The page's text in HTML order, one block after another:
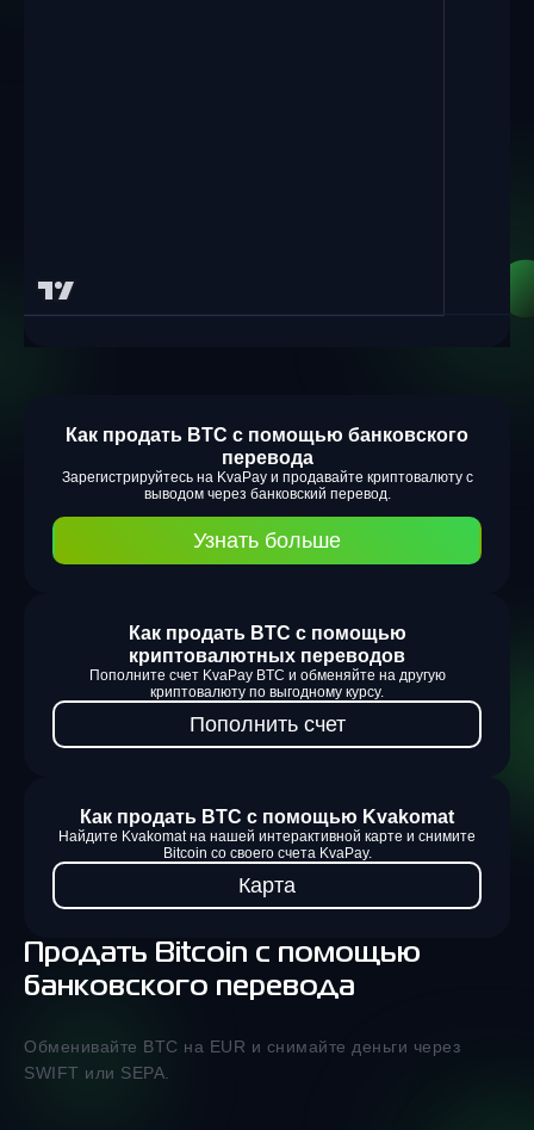
Продать Bitcoin с помощью
банковского перевода
Обменивайте BTC на EUR и снимайте деньги через
SWIFT или SEPA.
Как продать BTC с помощью банковского
перевода
Зарегистрируйтесь на KvaPay и продавайте криптовалюту с
выводом через банковский перевод.
Узнать больше
Как продать BTC с помощью
криптовалютных переводов
Пополните счет KvaPay BTC и обменяйте на другую
криптовалюту по выгодному курсу.
Пополнить счет
Как продать BTC с помощью Kvakomat
Найдите Kvakomat на нашей интерактивной карте и снимите
Bitcoin со своего счета KvaPay.
Карта